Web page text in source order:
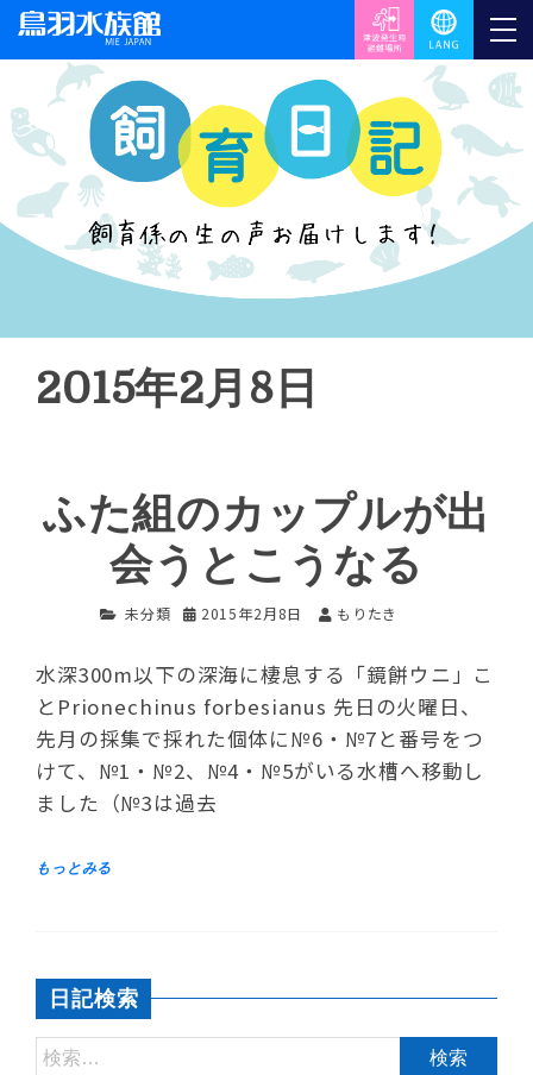
2015年2月8日
ふた組のカップルが出
会うとこうなる
未分類 2015年2月8日 もりたき
水深300m以下の深海に棲息する「鏡餅ウニ」こ
とPrionechinus forbesianus 先日の火曜日、
先月の採集で採れた個体に№6・№7と番号をつ
けて、№1・№2、№4・№5がいる水槽へ移動し
ました（№3は過去
日記検索